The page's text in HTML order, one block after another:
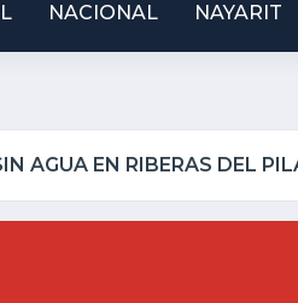
NACIONAL NAYARIT
ATOTONILQUILLO